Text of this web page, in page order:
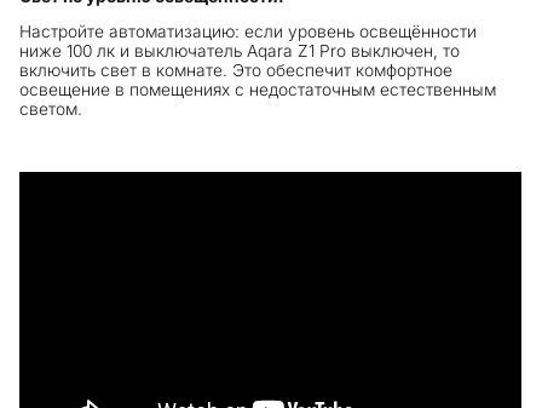
Настройте автоматизацию: если уровень освещённости
ниже 100 лк и выключатель Aqara Z1 Pro выключен, то
включить свет в комнате. Это обеспечит комфортное
освещение в помещениях с недостаточным естественным
светом.